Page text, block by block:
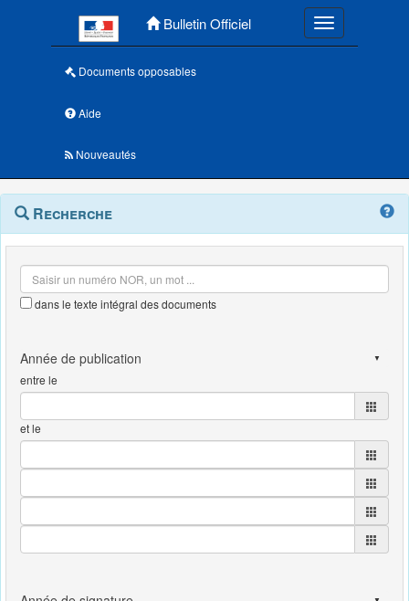
Bulletin Officiel Toggle
Documents opposables
Aide
Nouveautés
Navigation
outils
Menu
contextuel
Recherche
dans le texte intégral des documents
entre le
et le